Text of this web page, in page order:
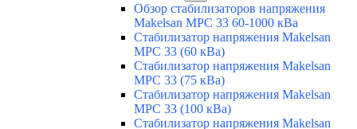
Обзор стабилизаторов напряжения
Makelsan MPC 33 60-1000 кВа
Стабилизатор напряжения Makelsan
MPC 33 (60 кВа)
Стабилизатор напряжения Makelsan
MPC 33 (75 кВа)
Стабилизатор напряжения Makelsan
MPC 33 (100 кВа)
Стабилизатор напряжения Makelsan